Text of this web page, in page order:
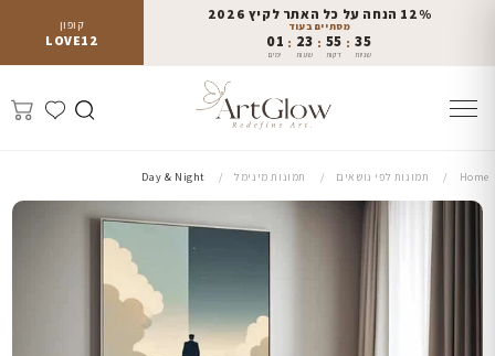
קופון
LOVE12
12% הנחה על כל האתר לקיץ 2026
מסתיים בעוד
01
ימים
: 23
שעות
: 55
דקות
: 35
שניות
Home תמונות לפי נושאים תמונות מינימל Day & Night